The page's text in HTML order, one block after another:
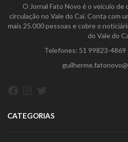
O Jornal Fato Novo é o veículo de
circulação no Vale do Caí. Conta com
mais 25.000 pessoas e cobre o
do Vale do
Telefones: 51 99823-4869
CATEGORIAS